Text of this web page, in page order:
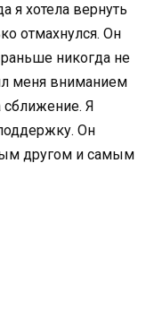
я хотела вернуть
отмахнулся. Он
никогда не
меня вниманием
Я
Он
другом и самым